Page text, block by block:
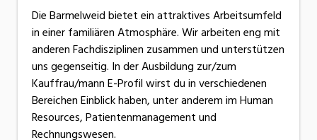
Die Barmelweid bietet ein attraktives Arbeitsumfeld
in einer familiären Atmosphäre. Wir arbeiten eng mit
anderen Fachdisziplinen zusammen und unterstützen
uns gegenseitig. In der Ausbildung zur/zum
Kauffrau/mann E-Profil wirst du in verschiedenen
Bereichen Einblick haben, unter anderem im Human
Resources, Patientenmanagement und
Rechnungswesen.